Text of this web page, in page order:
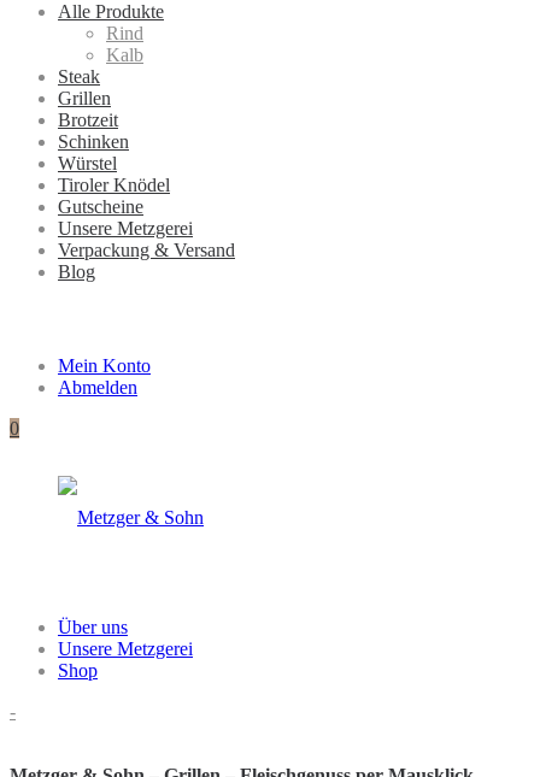
Alle Produkte
Rind
Kalb
Steak
Grillen
Brotzeit
Schinken
Würstel
Tiroler Knödel
Gutscheine
Unsere Metzgerei
Verpackung & Versand
Blog
Mein Konto
Abmelden
0
Über uns
Unsere Metzgerei
Shop
-